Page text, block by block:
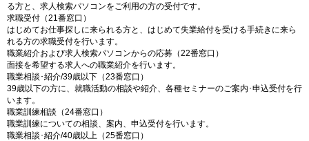
る方と、求人検索パソコンをご利用の方の受付です。
求職受付（21番窓口）
はじめてお仕事探しに来られる方と、はじめて失業給付を受ける手続きに来ら
れる方の求職受付を行います。
職業紹介および求人検索パソコンからの応募（22番窓口）
面接を希望する求人への職業紹介を行います。
職業相談･紹介/39歳以下（23番窓口）
39歳以下の方に、就職活動の相談や紹介、各種セミナーのご案内･申込受付を行
います。
職業訓練相談（24番窓口）
職業訓練についての相談、案内、申込受付を行います。
職業相談･紹介/40歳以上（25番窓口）